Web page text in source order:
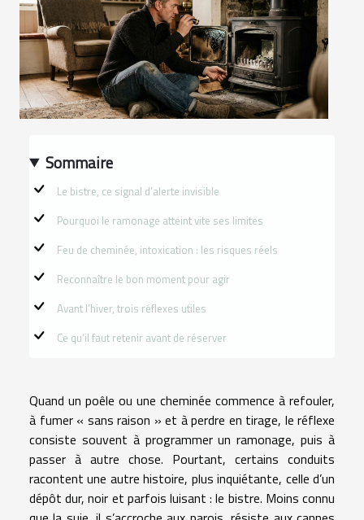
Sommaire
Le bistre, ce signal d’alerte invisible
Pourquoi le ramonage atteint vite ses limites
Feu de cheminée, intoxication : les risques réels
Reconnaître le bon moment pour agir
Avant l’hiver, trois réflexes utiles
Ce qu’il faut retenir avant de réserver
Quand un poêle ou une cheminée commence à refouler,
à fumer « sans raison » et à perdre en tirage, le réflexe
consiste souvent à programmer un ramonage, puis à
passer à autre chose. Pourtant, certains conduits
racontent une autre histoire, plus inquiétante, celle d’un
dépôt dur, noir et parfois luisant : le bistre. Moins connu